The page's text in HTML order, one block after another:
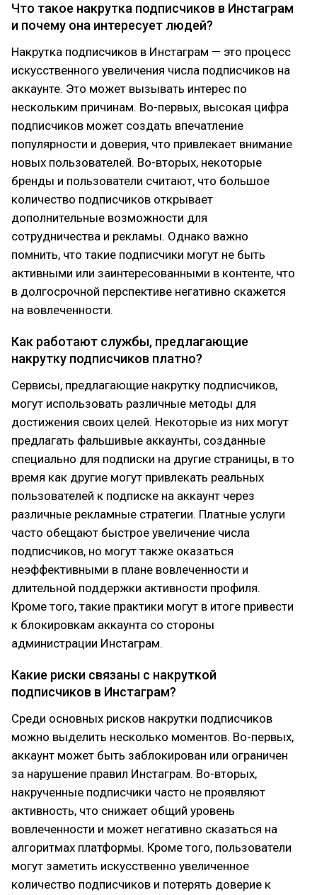
Что такое накрутка подписчиков в Инстаграм
и почему она интересует людей?
Накрутка подписчиков в Инстаграм — это процесс
искусственного увеличения числа подписчиков на
аккаунте. Это может вызывать интерес по
нескольким причинам. Во-первых, высокая цифра
подписчиков может создать впечатление
популярности и доверия, что привлекает внимание
новых пользователей. Во-вторых, некоторые
бренды и пользователи считают, что большое
количество подписчиков открывает
дополнительные возможности для
сотрудничества и рекламы. Однако важно
помнить, что такие подписчики могут не быть
активными или заинтересованными в контенте, что
в долгосрочной перспективе негативно скажется
на вовлеченности.
Как работают службы, предлагающие
накрутку подписчиков платно?
Сервисы, предлагающие накрутку подписчиков,
могут использовать различные методы для
достижения своих целей. Некоторые из них могут
предлагать фальшивые аккаунты, созданные
специально для подписки на другие страницы, в то
время как другие могут привлекать реальных
пользователей к подписке на аккаунт через
различные рекламные стратегии. Платные услуги
часто обещают быстрое увеличение числа
подписчиков, но могут также оказаться
неэффективными в плане вовлеченности и
длительной поддержки активности профиля.
Кроме того, такие практики могут в итоге привести
к блокировкам аккаунта со стороны
администрации Инстаграм.
Какие риски связаны с накруткой
подписчиков в Инстаграм?
Среди основных рисков накрутки подписчиков
можно выделить несколько моментов. Во-первых,
аккаунт может быть заблокирован или ограничен
за нарушение правил Инстаграм. Во-вторых,
накрученные подписчики часто не проявляют
активность, что снижает общий уровень
вовлеченности и может негативно сказаться на
алгоритмах платформы. Кроме того, пользователи
могут заметить искусственно увеличенное
количество подписчиков и потерять доверие к